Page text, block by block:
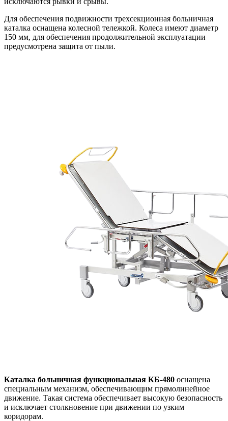
Для обеспечения подвижности трехсекционная больничная
каталка оснащена колесной тележкой. Колеса имеют диаметр
150 мм, для обеспечения продолжительной эксплуатации
предусмотрена защита от пыли.
Каталка больничная функциональная КБ-480 оснащена
специальным механизм, обеспечивающим прямолинейное
движение. Такая система обеспечивает высокую безопасность
и исключает столкновение при движении по узким
коридорам.